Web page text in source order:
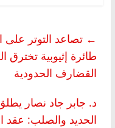
← تصاعد التوتر على
طائرة إثيوبية تخترق
القضارف الحدودية
د. جابر جاد نصار
الحديد والصلب: عقد